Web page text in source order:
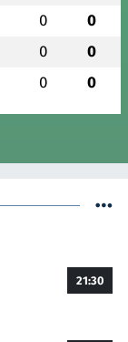
0 0
0 0
0 0
21:30